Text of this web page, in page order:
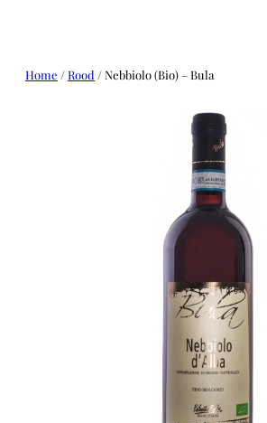
inhoud
Home / Rood / Nebbiolo (Bio) – Bula